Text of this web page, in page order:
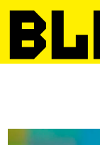
malmø